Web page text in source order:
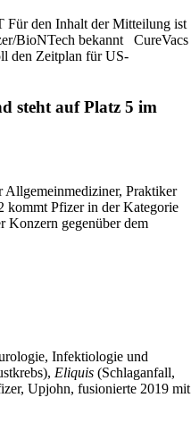
Für den Inhalt der Mitteilung ist
BioNTech bekannt CureVacs
den Zeitplan für US-
steht auf Platz 5 im
Praktiker
kommt Pfizer in der Kategorie
Konzern gegenüber dem
Infektiologie und
Eliquis (Schlaganfall,
Upjohn, fusionierte 2019 mit